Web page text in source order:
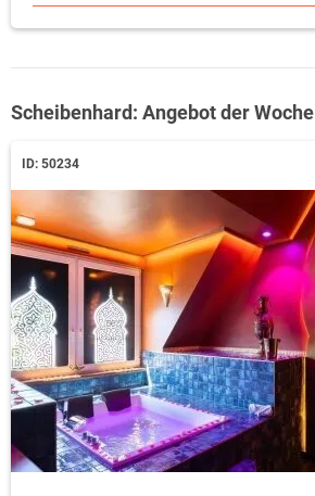
Scheibenhard: Angebot der Woche
ID: 50234